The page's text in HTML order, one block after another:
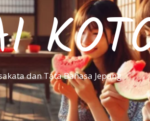
dan Tata Bahasa Jepang